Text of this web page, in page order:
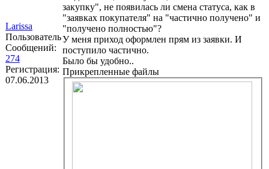
Larissa
Пользователь
Сообщений:
274
Регистрация:
07.06.2013
закупку", не появилась ли смена статуса, как в
"заявках покупателя" на "частично получено" и
"получено полностью"?
У меня приход оформлен прям из заявки. И
поступило частично.
Было бы удобно..
Прикрепленные файлы